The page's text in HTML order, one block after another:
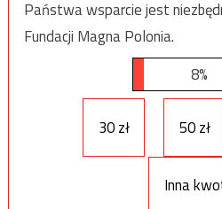
Państwa wsparcie jest
Fundacji Magna Polonia.
8%
30 zł 50 zł
Inna